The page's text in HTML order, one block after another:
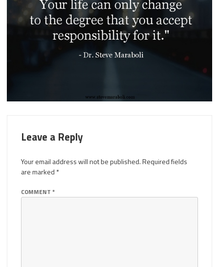
Leave a Reply
Your email address will not be published.Required fields
are marked *
COMMENT *